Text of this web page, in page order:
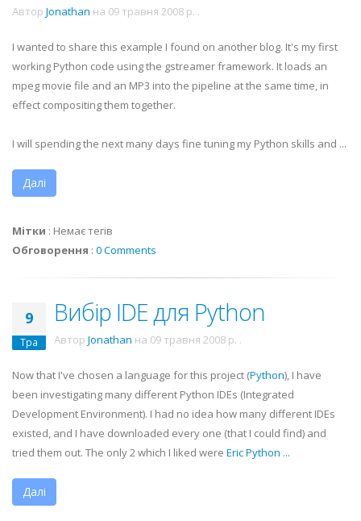
Автор Jonathan на 09 травня 2008 р. .
I wanted to share this example I found on another blog. It's my first
working Python code using the gstreamer framework. It loads an
mpeg movie file and an MP3 into the pipeline at the same time, in
effect compositing them together.
I will spending the next many days fine tuning my Python skills and ...
Далі
Мітки : Немає тегів
Обговорення : 0 Comments
9
Тра
Вибір IDE для Python
Автор Jonathan на 09 травня 2008 р. .
Now that I've chosen a language for this project (Python), I have
been investigating many different Python IDEs (Integrated
Development Environment). I had no idea how many different IDEs
existed, and I have downloaded every one (that I could find) and
tried them out. The only 2 which I liked were Eric Python ...
Далі